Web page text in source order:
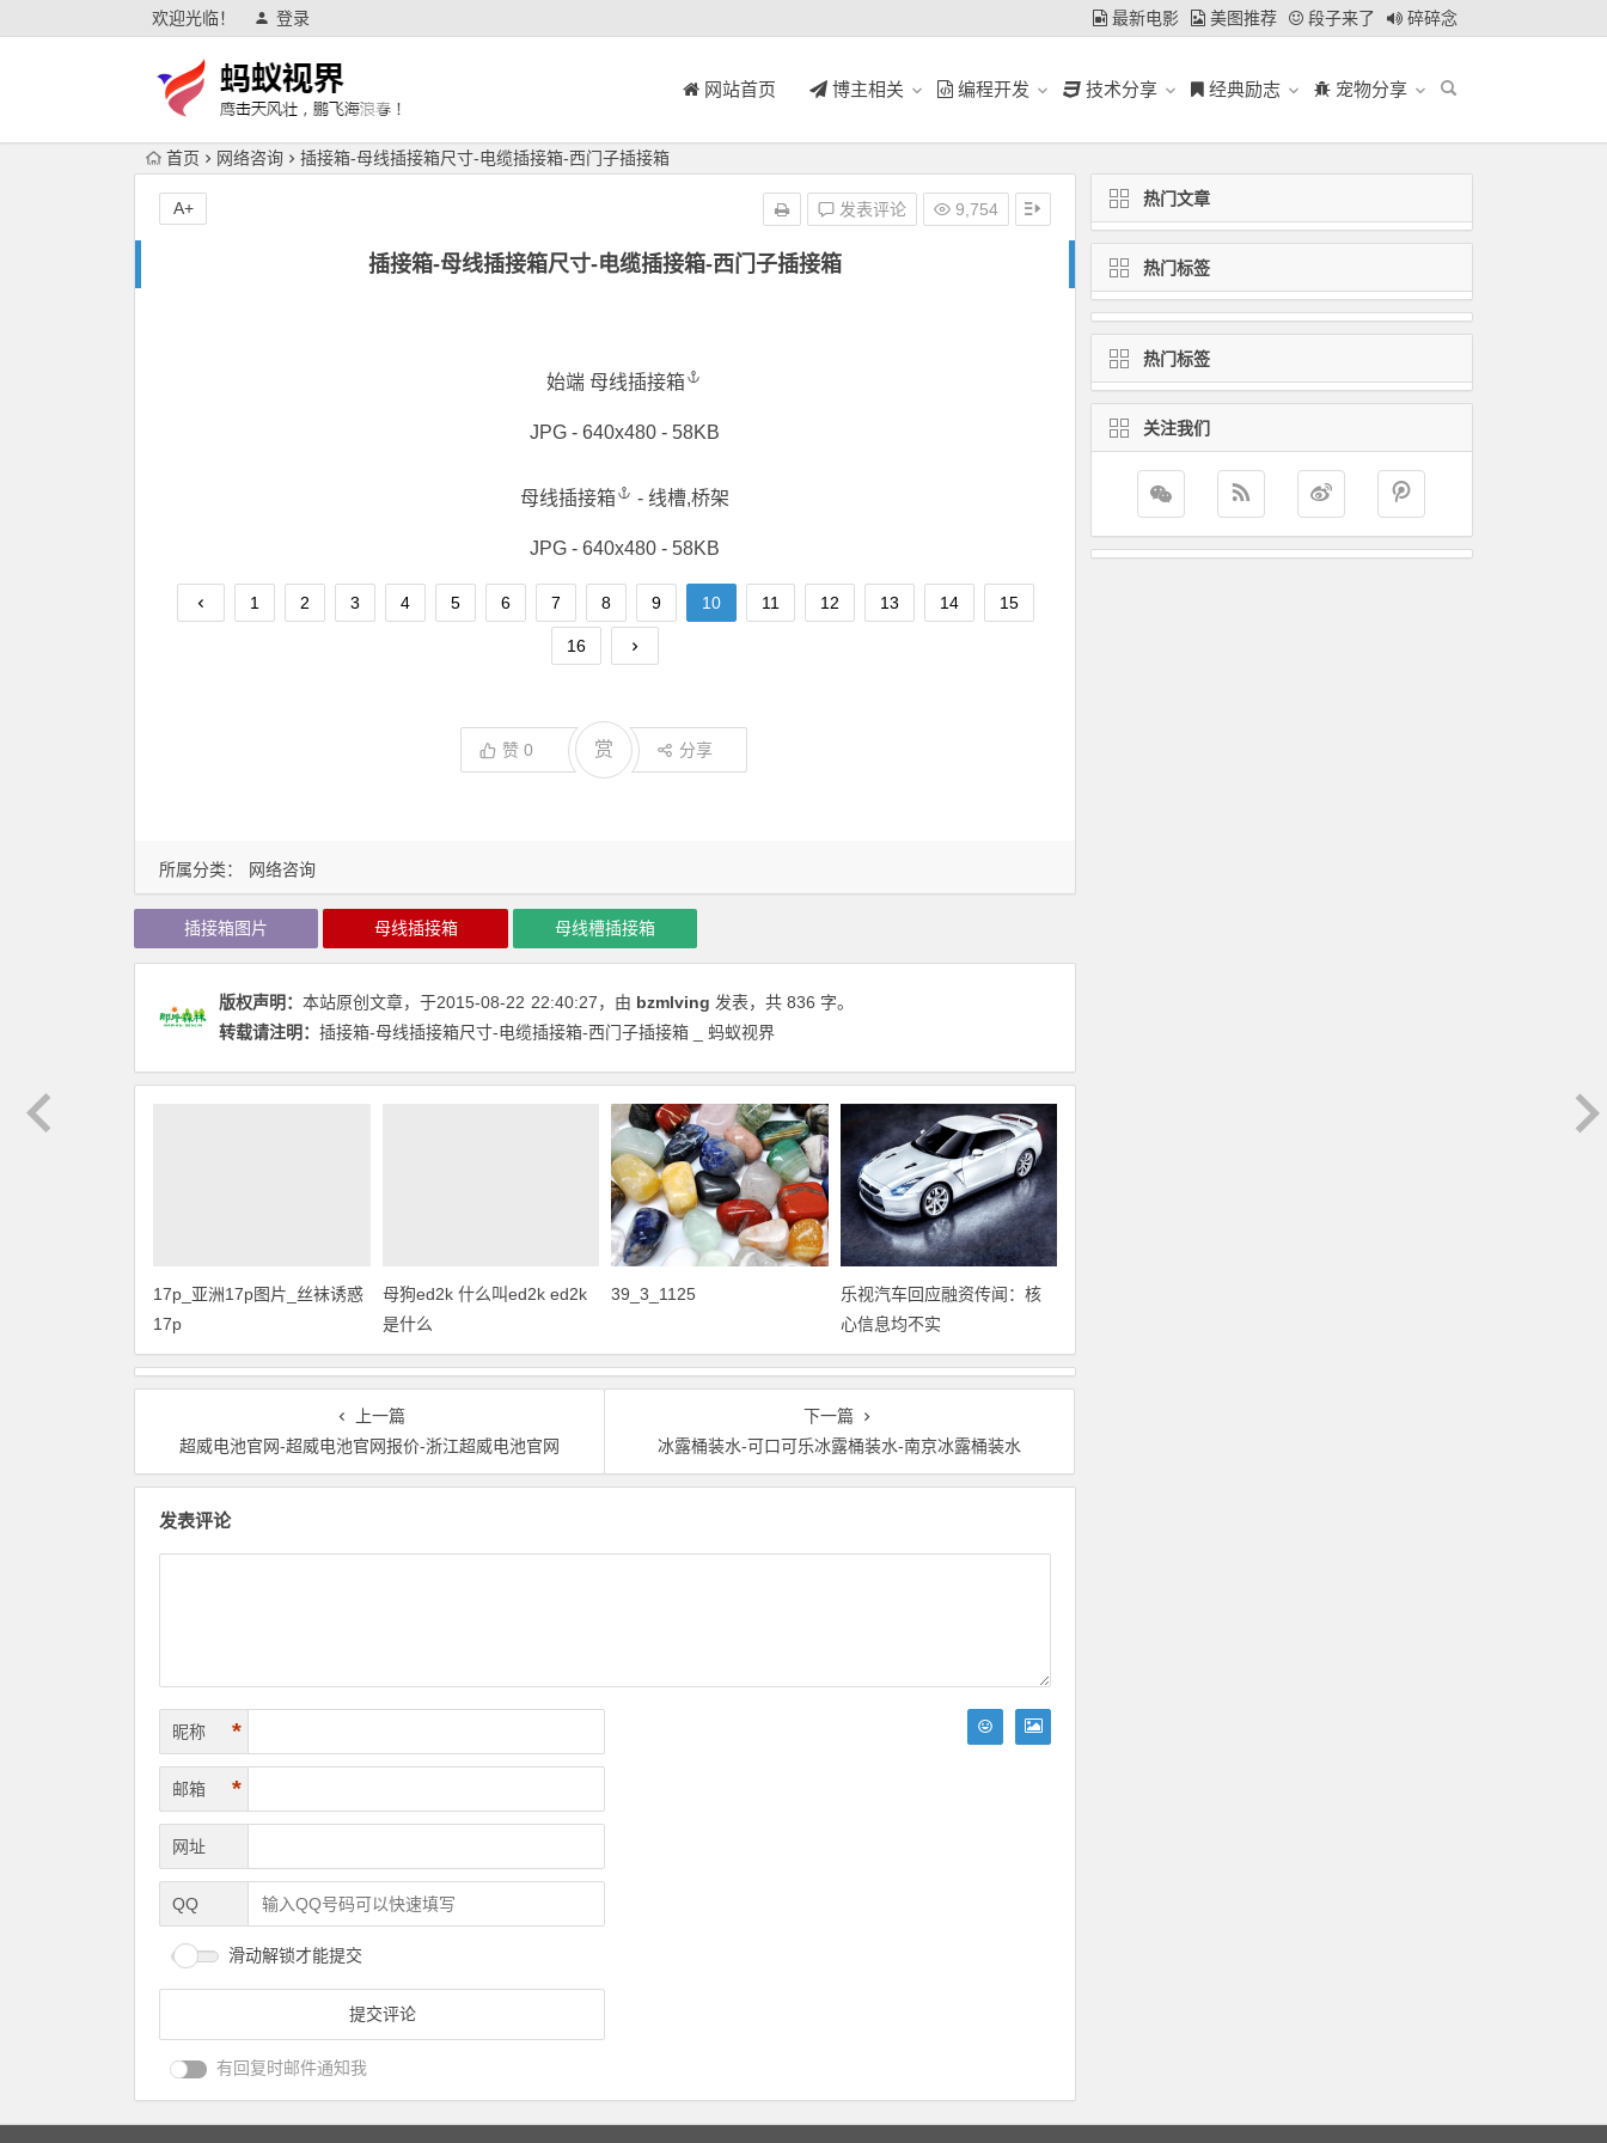
欢迎光临！ 登录 最新电影 美图推荐 段子来了 碎碎念
网站首页 博主相关 编程开发 技术分享 经典励志 宠物分享
首页 网络咨询 插接箱-母线插接箱尺寸-电缆插接箱-西门子插接箱
插接箱-母线插接箱尺寸-电缆插接箱-西门子插接箱
发表评论 9,754
A+
所属分类： 网络咨询
始端 母线插接箱
JPG - 640x480 - 58KB
母线插接箱 - 线槽,桥架
JPG - 640x480 - 58KB
1 2 3 4 5 6 7 8 9 10 11 12 13 14 15
16
赞 0 赏 分享
插接箱图片 母线插接箱 母线槽插接箱
版权声明： 本站原创文章，于2015-08-22 22:40:27，由 bzmlving 发表，共 836 字。
转载请注明： 插接箱-母线插接箱尺寸-电缆插接箱-西门子插接箱 _ 蚂蚁视界
17p_亚洲17p图片_丝袜诱惑
17p
母狗ed2k 什么叫ed2k ed2k
是什么
39_3_1125
乐视汽车回应融资传闻：核
心信息均不实
上一篇
超威电池官网-超威电池官网报价-浙江超威电池官网
下一篇
冰露桶装水-可口可乐冰露桶装水-南京冰露桶装水
发表评论
昵称 *
邮箱 *
网址
QQ
滑动解锁才能提交
有回复时邮件通知我
热门文章
热门标签
热门标签
关注我们